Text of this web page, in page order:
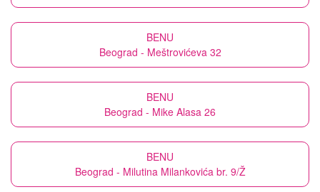
BENU
Beograd - Meštrovićeva 32
BENU
Beograd - Mike Alasa 26
BENU
Beograd - Milutina Milankovića br. 9/Ž